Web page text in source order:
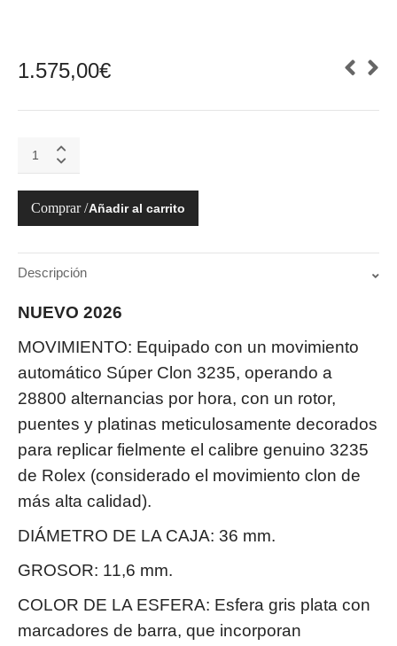
1.575,00€
126284RBR-
0005
quantity
Añadir al carrito
Descripción
NUEVO 2026
MOVIMIENTO: Equipado con un movimiento
automático Súper Clon 3235, operando a
28800 alternancias por hora, con un rotor,
puentes y platinas meticulosamente decorados
para replicar fielmente el calibre genuino 3235
de Rolex (considerado el movimiento clon de
más alta calidad).
DIÁMETRO DE LA CAJA: 36 mm.
GROSOR: 11,6 mm.
COLOR DE LA ESFERA: Esfera gris plata con
marcadores de barra, que incorporan